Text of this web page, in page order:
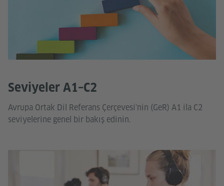
Seviyeler A1–C2
Avrupa Ortak Dil Referans Çerçevesi'nin (GeR) A1 ila C2
seviyelerine genel bir bakış edinin.